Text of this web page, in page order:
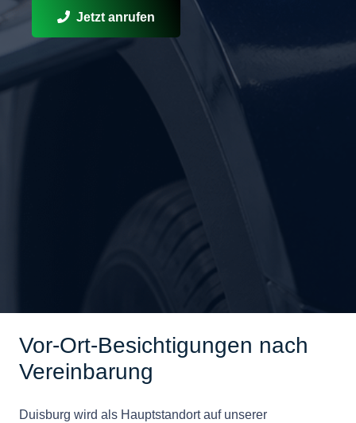
Jetzt anrufen
Vor-Ort-Besichtigungen nach
Vereinbarung
Duisburg wird als Hauptstandort auf unserer